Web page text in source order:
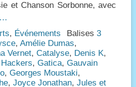
et Chanson Sorbonne, avec
, Événements Balises 3
, Amélie Dumas,
Vernet, Catalyse, Denis K,
, Gatica, Gauvain
, Georges Moustaki,
, Joyce Jonathan, Jules et